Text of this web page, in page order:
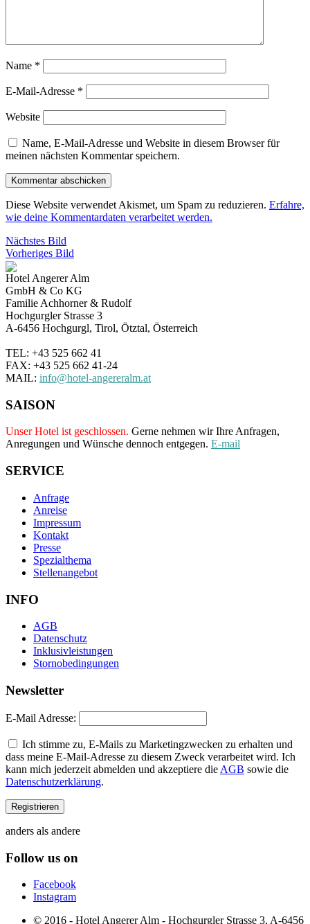
Name *
E-Mail-Adresse *
Website
Name, E-Mail-Adresse und Website in diesem Browser für
meinen nächsten Kommentar speichern.
Diese Website verwendet Akismet, um Spam zu reduzieren. Erfahre,
wie deine Kommentardaten verarbeitet werden.
Nächstes Bild
Vorheriges Bild
Hotel Angerer Alm
GmbH & Co KG
Familie Achhorner & Rudolf
Hochgurgler Strasse 3
A-6456 Hochgurgl, Tirol, Ötztal, Österreich
TEL: +43 525 662 41
FAX: +43 525 662 41-24
MAIL: info@hotel-angereralm.at
SAISON
Unser Hotel ist geschlossen. Gerne nehmen wir Ihre Anfragen,
Anregungen und Wünsche dennoch entgegen. E-mail
SERVICE
Anfrage
Anreise
Impressum
Kontakt
Presse
Spezialthema
Stellenangebot
INFO
AGB
Datenschutz
Inklusivleistungen
Stornobedingungen
Newsletter
E-Mail Adresse:
Ich stimme zu, E-Mails zu Marketingzwecken zu erhalten und
dass meine E-Mail-Adresse zu diesem Zweck verarbeitet wird. Ich
kann mich jederzeit abmelden und akzeptiere die AGB sowie die
Datenschutzerklärung.
anders als andere
Follow us on
Facebook
Instagram
© 2016 - Hotel Angerer Alm - Hochgurgler Strasse 3, A-6456